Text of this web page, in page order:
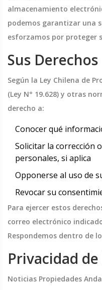
almacenamiento
podemos garantizar una
esforzamos por proteger
Sus Derechos
Según la Ley Chilena de
(Ley N° 19.628) y otras
derecho a:
Conocer qué
Solicitar la corrección
personales, si aplica
Opponerse al uso de
Revocar su
Para ejercer estos
correo electrónico
Respondemos dentro de
Privacidad
Noticias Propiedades